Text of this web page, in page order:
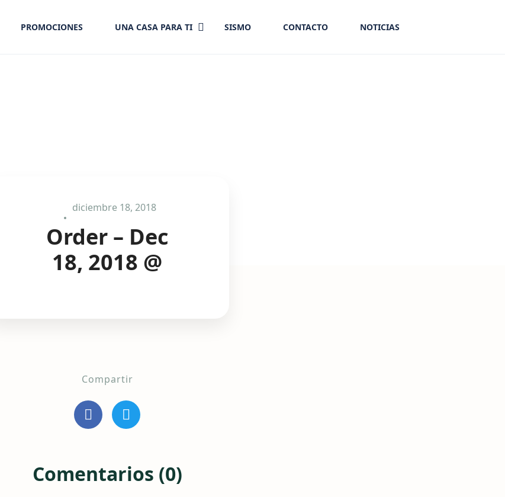
PROMOCIONES UNA CASA PARA TI SISMO CONTACTO NOTICIAS
diciembre 18, 2018
Order – Dec
18, 2018 @
Compartir
Comentarios (0)